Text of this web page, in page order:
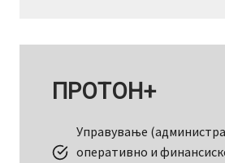
ПРОТОН+
Управување
оперативно и